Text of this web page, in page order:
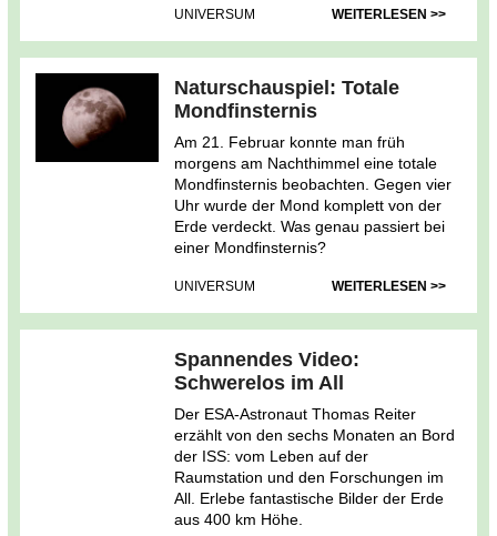
UNIVERSUM WEITERLESEN >>
Naturschauspiel: Totale
Mondfinsternis
Am 21. Februar konnte man früh
morgens am Nachthimmel eine totale
Mondfinsternis beobachten. Gegen vier
Uhr wurde der Mond komplett von der
Erde verdeckt. Was genau passiert bei
einer Mondfinsternis?
UNIVERSUM WEITERLESEN >>
Spannendes Video:
Schwerelos im All
Der ESA-Astronaut Thomas Reiter
erzählt von den sechs Monaten an Bord
der ISS: vom Leben auf der
Raumstation und den Forschungen im
All. Erlebe fantastische Bilder der Erde
aus 400 km Höhe.